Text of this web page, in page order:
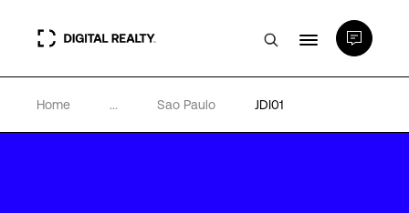
데이터 센터
Home ... Sao Paulo JDI01